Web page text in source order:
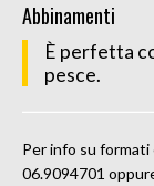
Abbinamenti
È perfetta
pesce.
Per info su
06.9094701